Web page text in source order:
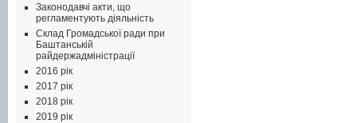
Законодавчі акти, що
регламентують діяльність
Склад Громадської ради при
Баштанській
райдержадміністрації
2016 рік
2017 рік
2018 рік
2019 рік